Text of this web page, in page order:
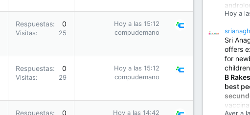
Respuestas 0
Visitas 25
Hoy a las 15:12
compudemano
Respuestas 0
Visitas 29
Hoy a las 15:12
compudemano
Respuestas 0
Hoy a las 14:42
years
Best Urologist
Dr. A.
the
Hoy a
Sri
offers
for
B
best
Ayer a